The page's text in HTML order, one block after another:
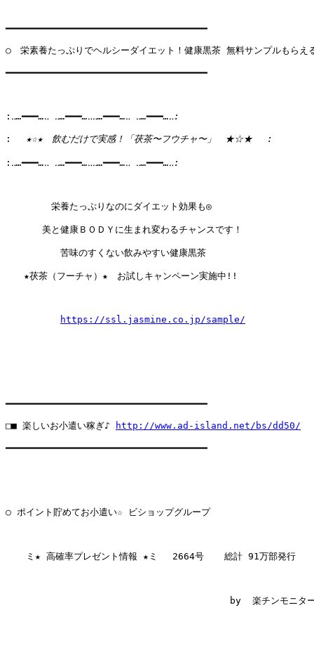
━━━━━━━━━━━━━━━━━━━━━━━━━━━━━━━━━━━━
○　栄素養たっぷりでヘルシーダイエット！健康黒茶 無料サンプルもらえ
━━━━━━━━━━━━━━━━━━━━━━━━━━━━━━━━━━━━
:
:
:
栄養たっぷりなのにダイエット効果も◎
美と健康ＢＯＤＹに生まれ変わるチャンスです！
苦味のすくない飲みやすい健康黒茶
★茯茶（フーチャ）★　お試しキャンペーン実施中!!
https://ssl.jasmine.co.jp/sample/
━━━━━━━━━━━━━━━━━━━━━━━━━━━━━━━━━━━━
□■ 楽しいお小遣い稼ぎ♪ http://www.ad-island.net/bs/dd50/
━━━━━━━━━━━━━━━━━━━━━━━━━━━━━━━━━━━━
○ ポイント貯めてお小遣い☆ ビショップグループ
ミ★ 高確率プレゼント情報 ★ミ 　2664号  　総計 91万部発行
by  楽チンモニタ